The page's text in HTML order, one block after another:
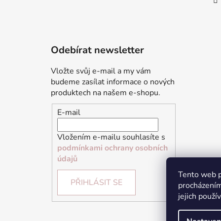
Tento web
jejich
Odebírat newsletter
Vložte svůj e-mail a my vám
budeme zasílat informace o nových
produktech na našem e-shopu.
E-mail
Vložením e-mailu souhlasíte s
podmínkami ochrany osobních
údajů
PŘIHLÁSIT SE